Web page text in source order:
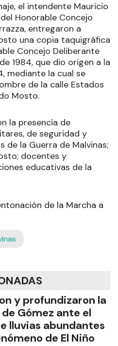
el intendente Mauricio
Honorable Concejo
entregaron a
una copia taquigráfica
Concejo Deliberante
1984, que dio origen a la
mediante la cual se
de la calle Estados
Mosto.
la presencia de
de seguridad y
de la Guerra de Malvinas;
docentes y
educativas de la
de la Marcha a
y profundizaron la
Gómez ante el
lluvias abundantes
de El Niño